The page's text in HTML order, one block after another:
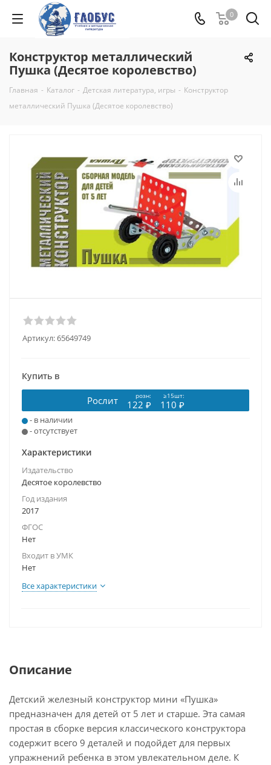
0
Конструктор металлический
Пушка (Десятое королевство)
Главная - Каталог - Детская литература, игры - Конструктор
металлический Пушка (Десятое королевство)
Артикул:65649749
Купить в
Рослит розн: ≥15шт:
122 ₽ 110 ₽
- в наличии
- отсутствует
Характеристики
Издательство
Десятое королевство
Год издания
2017
ФГОС
Нет
Входит в УМК
Нет
Все характеристики
Описание
Детский железный конструктор мини «Пушка»
предназначен для детей от 5 лет и старше. Эта самая
простая в сборке версия классического конструктора
содержит всего 9 деталей и подойдет для первых
упражнений ребенка в этом увлекательном деле. К